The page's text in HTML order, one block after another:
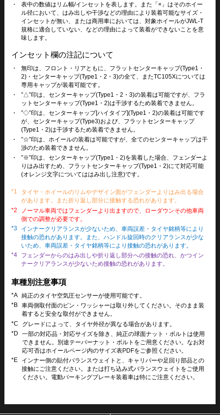
・
表中の数値はリム幅/インセットを表します。また「×」はそのホイー
ル径において、はみ出しや干渉などの理由により装着可能なサイズ・
インセットが無い、または商用車においては、対象ホイールがJWL-T
規格に適合していない、などの理由によって装着ができないことを意
味します。
インセット欄の注記について
・
無印は、フロント・リアともに、フラットセンターキャップ(Type1・
2)・センターキャップ(Type1・2・3)の全て、またTC105Xについては
専用キャップが装着可能です。
・
”△”印は、センターキャップ(Type1・2・3)の装着は可能ですが、フラ
ットセンターキャップ(Type1・2)は干渉するため装着できません。
・
”◇”印は、センターキャップ[ハイタイプ](Type1・2)の装着は可能です
が、センターキャップ(Type3)および、フラットセンターキャップ
(Type1・2)は干渉するため装着できません。
・
”☆”印は、ホイールの装着は可能ですが、全てのセンターキャップは干
渉のため装着できません。
・
”※”印は、センターキャップ(Type1・2)を装着した場合、フェンダーよ
りはみ出すため、フラットセンターキャップ(Type1・2)にて対応可能
(オレンジ文字についてははみ出し注意)です。
*1
タイヤ・ホイールのリムやデザイン面がフェンダーよりはみ出る場合
があります。また折り返し部分に接触する恐れがあります。
*2
ノーマル車両ではフェンダーより出ますので、ローダウンその他車両
側での調整が必要です。
*3
インナークリアランスが少ないため、車両誤差・タイヤ銘柄等により
接触の恐れがあります。また、ハンドル旋回時のクリアランスが少な
いため、車両誤差・タイヤ銘柄等により接触の恐れがあります。
*4
フェンダーからのはみ出しや折り返し部分への接触の恐れ、かつイン
ナークリアランスが少ないため接触の恐れがあります。
車種別注意事項
*A 純正のタイヤ空気圧センサーが使用可能です。
*B 車両側取付面のピン・ワッシャーは取り外してください。そのまま装
着すると安全な取付ができません。
*C
グレードによって、タイヤ外径が異なる場合があります。
*D
一部の対応品・対応サイズを除き、純正の球面ナット・ボルトは使用
できません。別途テーパーナット・ボルトをご用意ください。なお対
応可否はホイールページ内のサイズ表PDFをご参照ください。
*E
インナー側の貼付バランスウェイトと、キャリパーや足回り部品との
接触にご注意ください。または打ち込み式バランスウェイトをご使用
ください。電動パーキングブレーキ装着車は特にご注意ください。